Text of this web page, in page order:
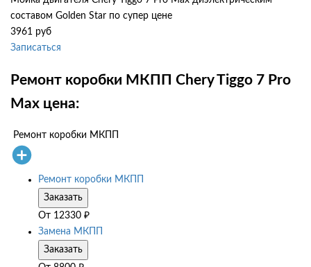
составом Golden Star по супер цене
3961 руб
Записаться
Ремонт коробки МКПП Chery Tiggo 7 Pro
Max цена:
Ремонт коробки МКПП
Ремонт коробки МКПП
Заказать
От 12330 ₽
Замена МКПП
Заказать